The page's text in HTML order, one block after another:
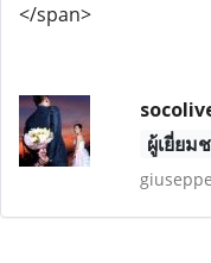
</span>
ผู้เยี่ยม